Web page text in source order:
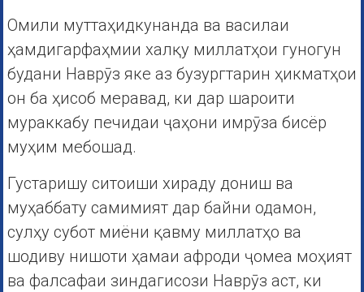
Омили муттаҳидкунанда ва василаи
ҳамдигарфаҳмии халқу миллатҳои гуногун
будани Наврӯз яке аз бузургтарин ҳикматҳои
он ба ҳисоб меравад, ки дар шароити
мураккабу печидаи ҷаҳони имрӯза бисёр
муҳим мебошад.
Густаришу ситоиши хираду дониш ва
муҳаббату самимият дар байни одамон,
сулҳу субот миёни қавму миллатҳо ва
шодиву нишоти ҳамаи афроди ҷомеа моҳият
ва фалсафаи зиндагисози Наврӯз аст, ки